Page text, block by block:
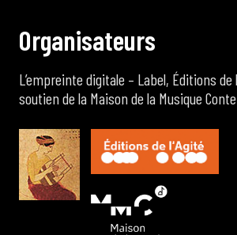
Organisateurs
L’empreinte digitale – Label, Éditions de
soutien de la Maison de la Musique